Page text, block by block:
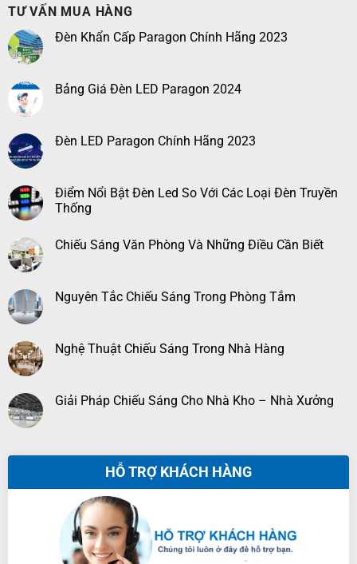
TƯ VẤN MUA HÀNG
Đèn Khẩn Cấp Paragon Chính Hãng 2023
Bảng Giá Đèn LED Paragon 2024
Đèn LED Paragon Chính Hãng 2023
Điểm Nổi Bật Đèn Led So Với Các Loại Đèn Truyền
Thống
Chiếu Sáng Văn Phòng Và Những Điều Cần Biết
Nguyên Tắc Chiếu Sáng Trong Phòng Tắm
Nghệ Thuật Chiếu Sáng Trong Nhà Hàng
Giải Pháp Chiếu Sáng Cho Nhà Kho – Nhà Xưởng
HỖ TRỢ KHÁCH HÀNG